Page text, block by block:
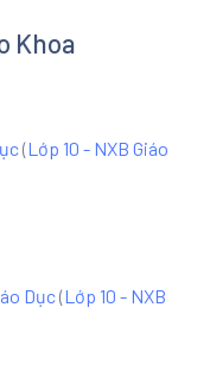
Khoa
(Lớp 10 - NXB Giáo
Dục(Lớp 10 - NXB